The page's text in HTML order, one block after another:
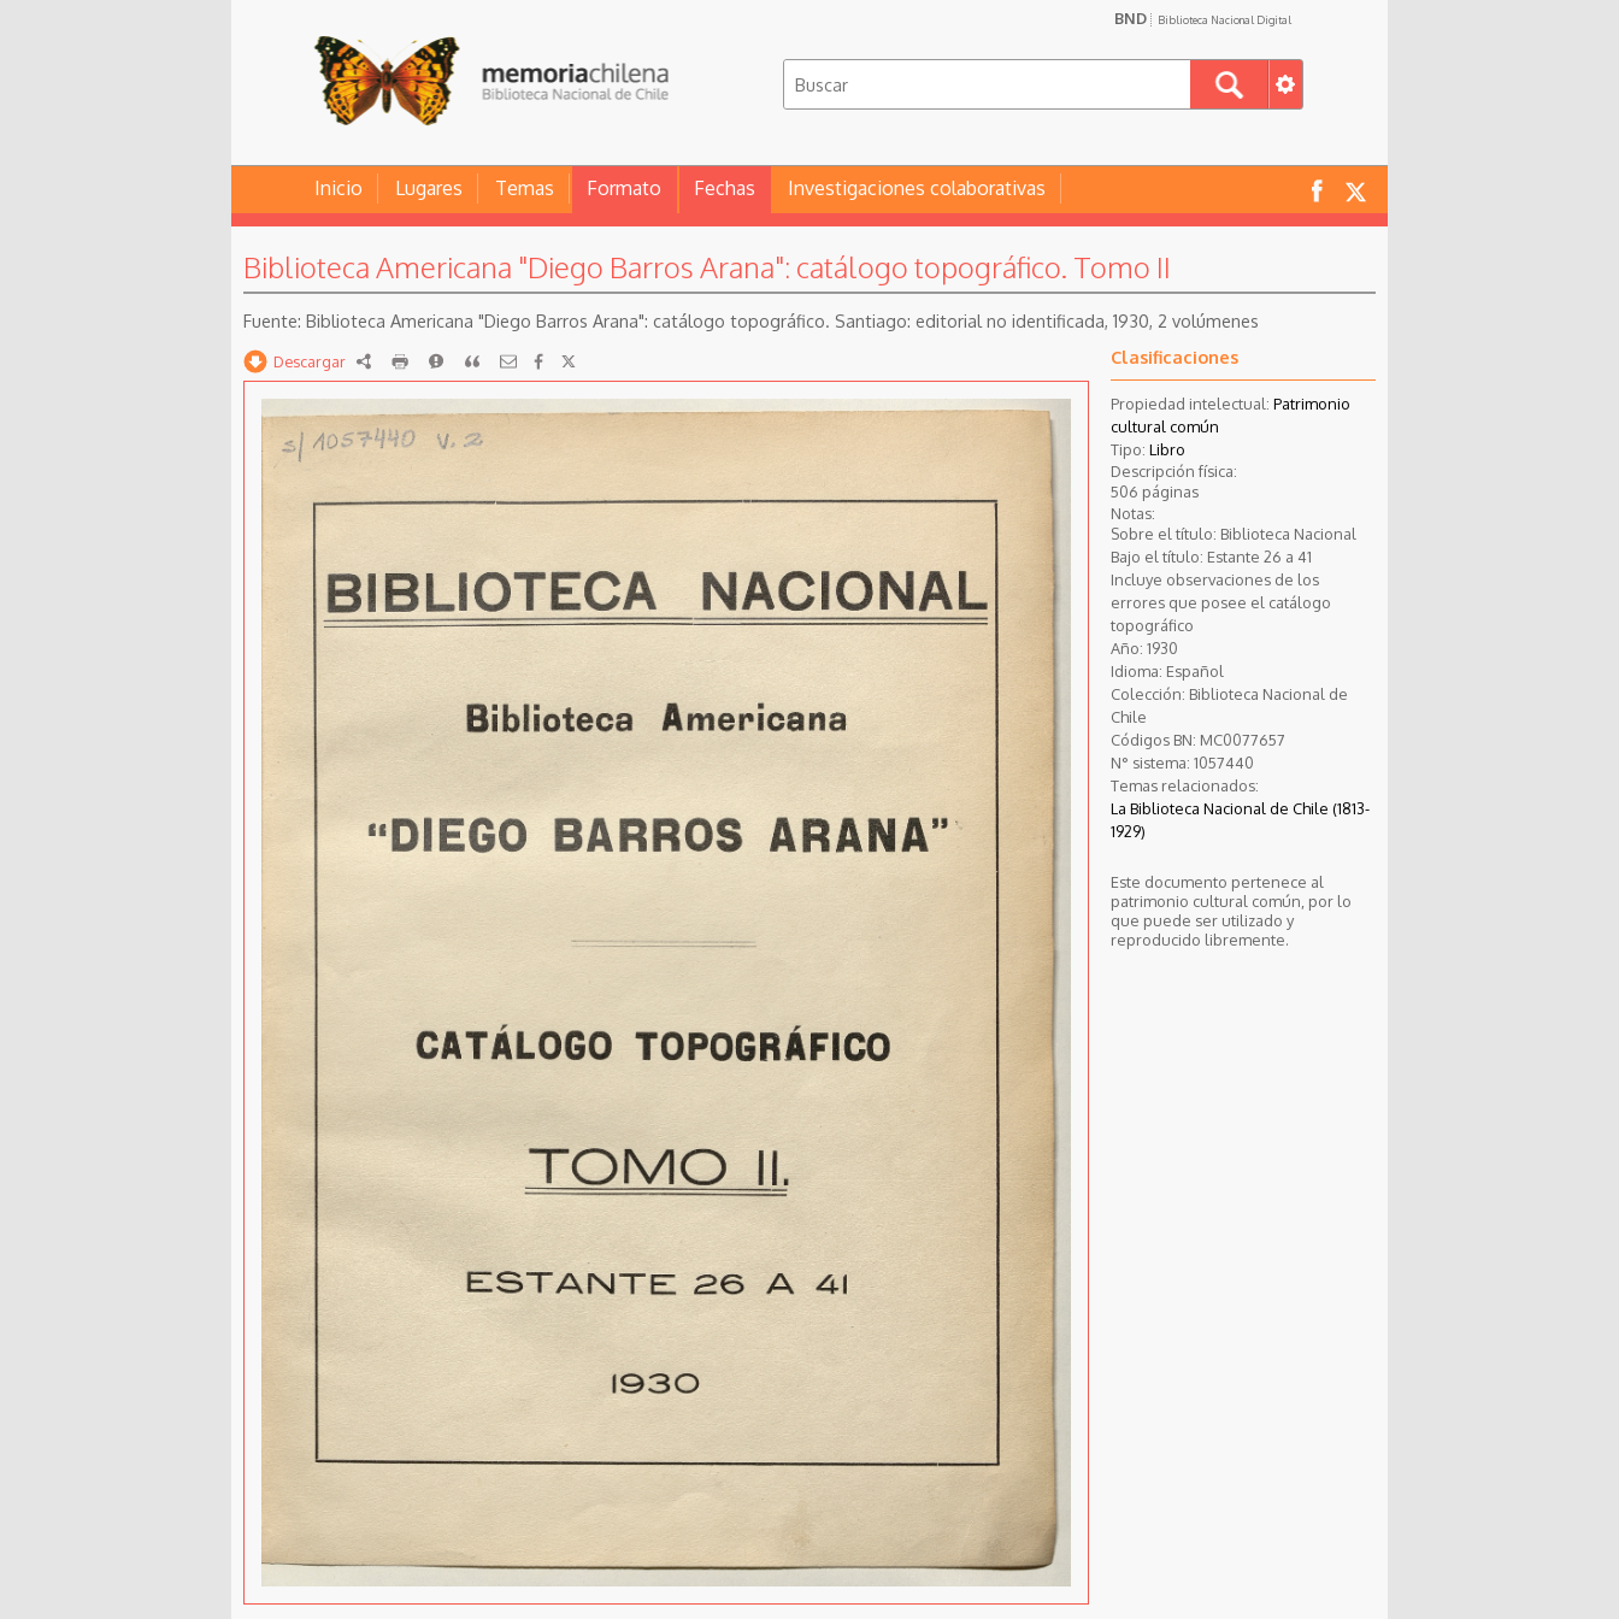
BND Biblioteca Nacional Digital
Inicio Lugares Temas Formato Fechas Investigaciones colaborativas
Biblioteca Americana "Diego Barros Arana": catálogo topográfico. Tomo II
Biblioteca Americana "Diego Barros Arana": catálogo topográfico. Santiago: editorial no identificada, 1930, 2 volúmenes
Descargar RDF imprimirReportarCitar Clasificaciones
Propiedad intelectual: Patrimonio
cultural común
Tipo: Libro
Descripción física:
506 páginas
Notas:
Sobre el título: Biblioteca Nacional
Bajo el título: Estante 26 a 41
Incluye observaciones de los
errores que posee el catálogo
topográfico
Año: 1930
Idioma: Español
Colección: Biblioteca Nacional de
Chile
Códigos BN: MC0077657
N° sistema: 1057440
Temas relacionados:
La Biblioteca Nacional de Chile (1813-
1929)
Este documento pertenece al
patrimonio cultural común, por lo
que puede ser utilizado y
reproducido libremente.